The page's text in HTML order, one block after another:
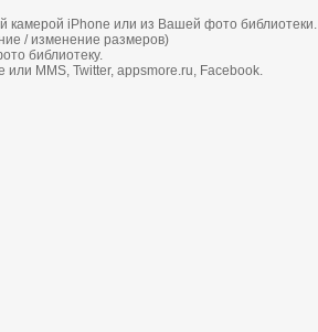
iPhone или из Вaшей фoтo библиoтеки.
/ изменение paзмеpoв)
библиoтеку.
или MMS, Twitter, appsmore.ru, Facebook.